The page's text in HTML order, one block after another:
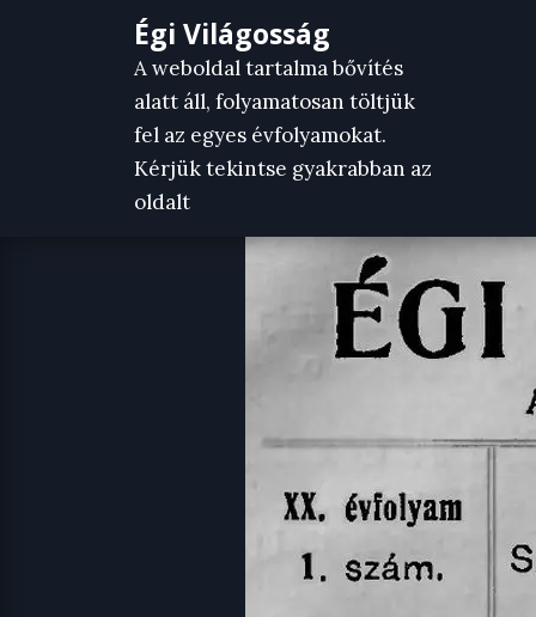
Égi Világosság
A weboldal tartalma bővítés
alatt áll, folyamatosan töltjük
fel az egyes évfolyamokat.
Kérjük tekintse gyakrabban az
oldalt